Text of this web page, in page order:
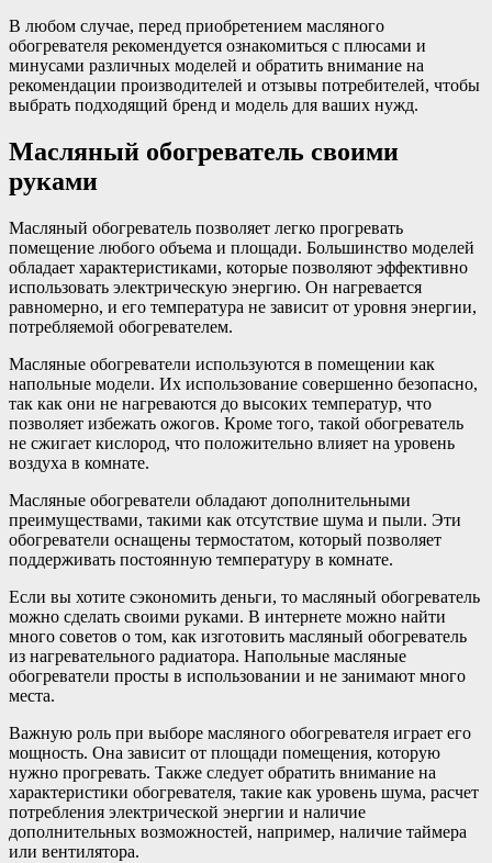
В любом случае, перед приобретением масляного
обогревателя рекомендуется ознакомиться с плюсами и
минусами различных моделей и обратить внимание на
рекомендации производителей и отзывы потребителей, чтобы
выбрать подходящий бренд и модель для ваших нужд.
Масляный обогреватель своими
руками
Масляный обогреватель позволяет легко прогревать
помещение любого объема и площади. Большинство моделей
обладает характеристиками, которые позволяют эффективно
использовать электрическую энергию. Он нагревается
равномерно, и его температура не зависит от уровня энергии,
потребляемой обогревателем.
Масляные обогреватели используются в помещении как
напольные модели. Их использование совершенно безопасно,
так как они не нагреваются до высоких температур, что
позволяет избежать ожогов. Кроме того, такой обогреватель
не сжигает кислород, что положительно влияет на уровень
воздуха в комнате.
Масляные обогреватели обладают дополнительными
преимуществами, такими как отсутствие шума и пыли. Эти
обогреватели оснащены термостатом, который позволяет
поддерживать постоянную температуру в комнате.
Если вы хотите сэкономить деньги, то масляный обогреватель
можно сделать своими руками. В интернете можно найти
много советов о том, как изготовить масляный обогреватель
из нагревательного радиатора. Напольные масляные
обогреватели просты в использовании и не занимают много
места.
Важную роль при выборе масляного обогревателя играет его
мощность. Она зависит от площади помещения, которую
нужно прогревать. Также следует обратить внимание на
характеристики обогревателя, такие как уровень шума, расчет
потребления электрической энергии и наличие
дополнительных возможностей, например, наличие таймера
или вентилятора.